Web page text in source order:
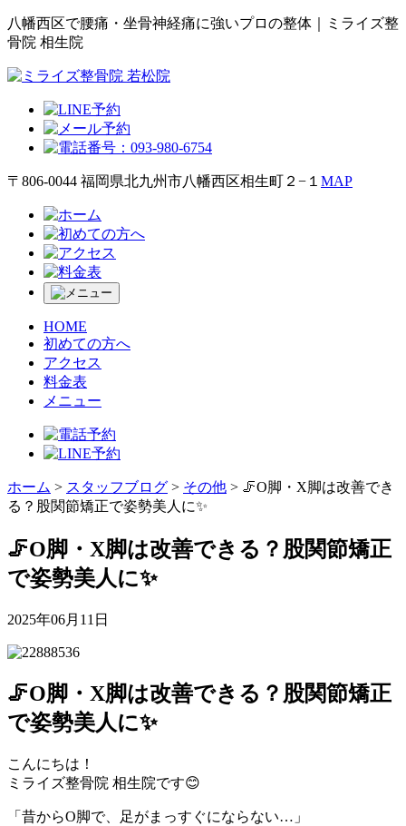
八幡西区で腰痛・坐骨神経痛に強いプロの整体｜ミライズ整
骨院 相生院
〒806-0044 福岡県北九州市八幡西区相生町２−１ MAP
HOME
初めての方へ
アクセス
料金表
メニュー
ホーム > スタッフブログ > その他 > 🦵O脚・X脚は改善でき
る？股関節矯正で姿勢美人に✨
🦵O脚・X脚は改善できる？股関節矯正
で姿勢美人に✨
2025年06月11日
🦵O脚・X脚は改善できる？股関節矯正
で姿勢美人に✨
こんにちは！
ミライズ整骨院 相生院です😊
「昔からO脚で、足がまっすぐにならない…」